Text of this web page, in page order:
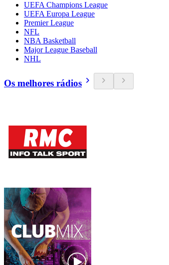
UEFA Champions League
UEFA Europa League
Premier League
NFL
NBA Basketball
Major League Baseball
NHL
Os melhores rádios